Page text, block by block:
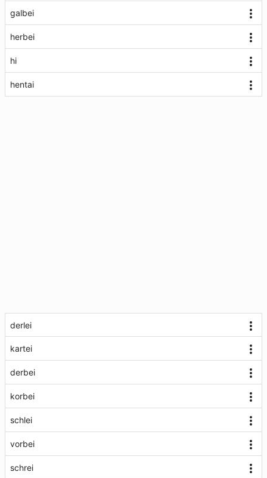
galbei
herbei
hi
hentai
derlei
kartei
derbei
korbei
schlei
vorbei
schrei